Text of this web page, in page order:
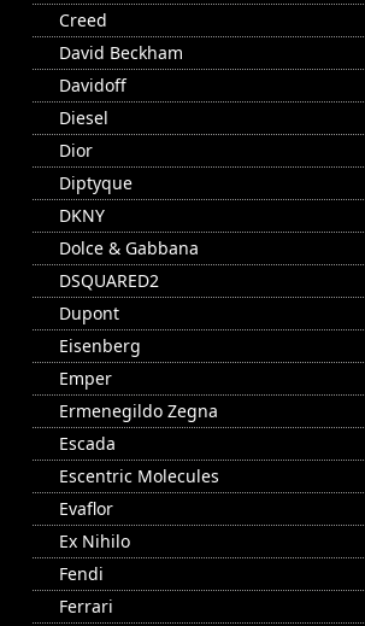
Creed
David Beckham
Davidoff
Diesel
Dior
Diptyque
DKNY
Dolce & Gabbana
DSQUARED2
Dupont
Eisenberg
Emper
Ermenegildo Zegna
Escada
Escentric Molecules
Evaflor
Ex Nihilo
Fendi
Ferrari